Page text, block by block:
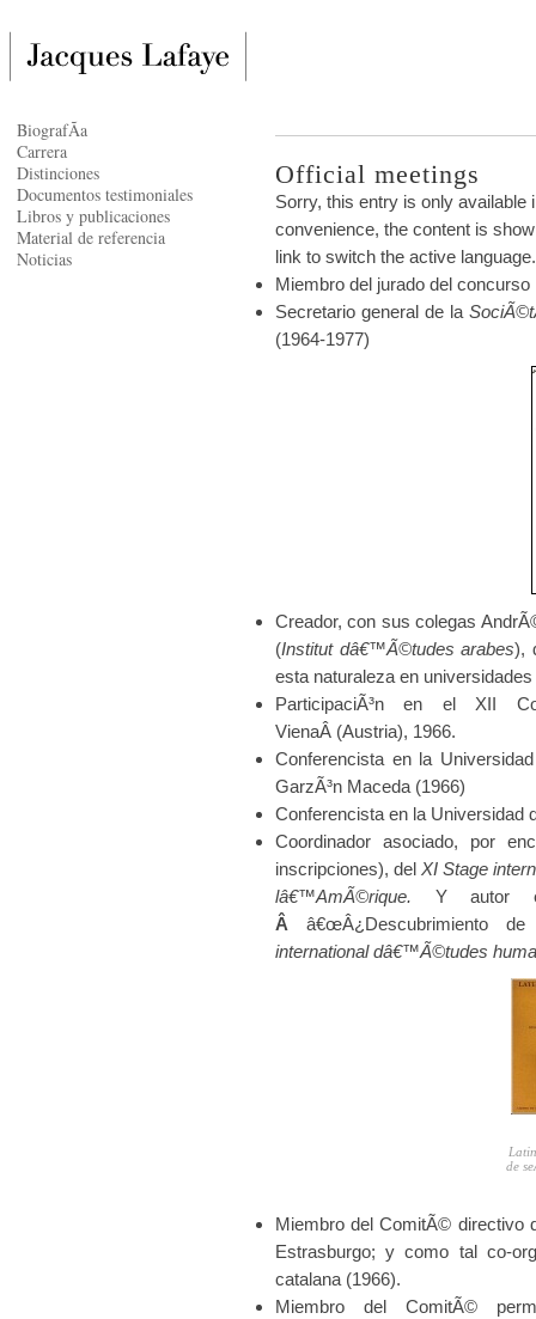
Official meetings
Sorry, this entry is only available
convenience, the content is
link to switch the active language.
Miembro del jurado del
Secretario general de la
(1964-1977)
Creador, con sus colegas
(Institut dâ€™Ã©tudes arabes),
esta naturaleza en
ParticipaciÃ³n en el XII
VienaÂ (Austria), 1966.
Conferencista en la
GarzÃ³n Maceda (1966)
Conferencista en la Universidad
Coordinador asociado, por
inscripciones), delXI Stage
lâ€™AmÃ©rique. Y autor
Ââ€œÂ¿Descubrimiento
international dâ€™Ã©tudes
de
Miembro del ComitÃ© directivo
Estrasburgo; y como tal co-
catalana (1966).
Miembro del ComitÃ©
BiografÃ­a
Carrera
Distinciones
Documentos testimoniales
Libros y publicaciones
Material de referencia
Noticias